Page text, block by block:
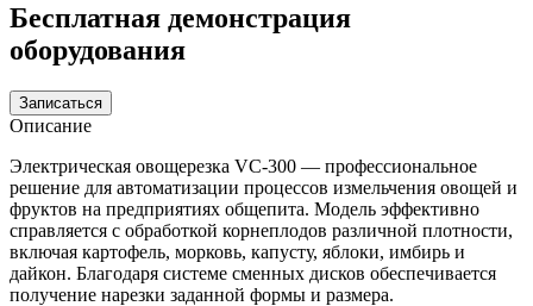
Бесплатная демонстрация
оборудования
Записаться
Описание
Электрическая овощерезка VC-300 — профессиональное
решение для автоматизации процессов измельчения овощей и
фруктов на предприятиях общепита. Модель эффективно
справляется с обработкой корнеплодов различной плотности,
включая картофель, морковь, капусту, яблоки, имбирь и
дайкон. Благодаря системе сменных дисков обеспечивается
получение нарезки заданной формы и размера.